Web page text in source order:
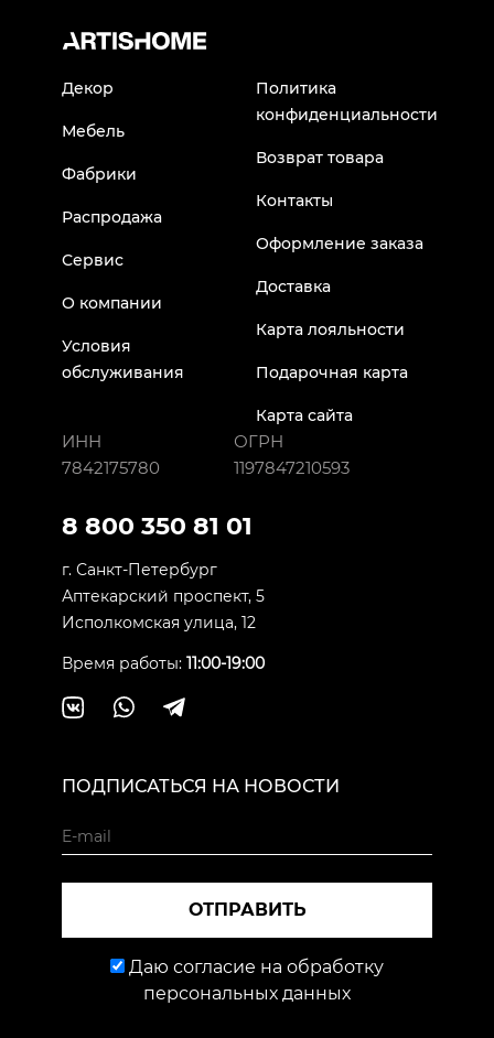
Декор
Мебель
Фабрики
Распродажа
Сервис
О компании
Условия
обслуживания
Политика
конфиденциальности
Возврат товара
Контакты
Оформление заказа
Доставка
Карта лояльности
Подарочная карта
Карта сайта
ИНН
7842175780
ОГРН
1197847210593
8 800 350 81 01
г. Санкт-Петербург
Аптекарский проспект, 5
Исполкомская улица, 12
Время работы: 11:00-19:00
ПОДПИСАТЬСЯ НА НОВОСТИ
ОТПРАВИТЬ
Даю согласие на обработку
персональных данных